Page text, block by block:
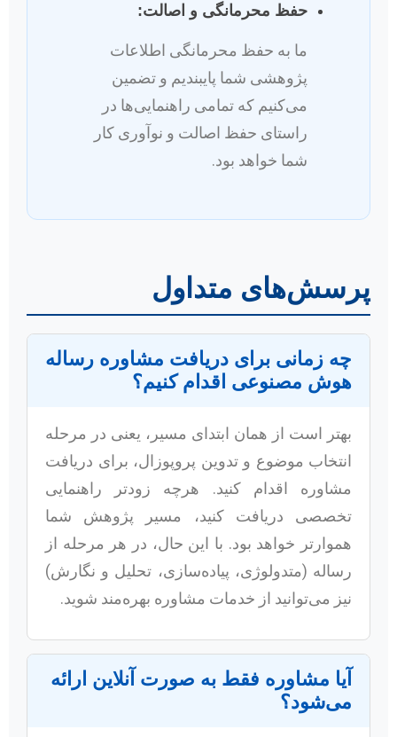
حفظ محرمانگی و اصالت:
ما به حفظ محرمانگی اطلاعات
پژوهشی شما پایبندیم و تضمین
می‌کنیم که تمامی راهنمایی‌ها در
راستای حفظ اصالت و نوآوری کار
شما خواهد بود.
پرسش‌های متداول
چه زمانی برای دریافت مشاوره رساله
هوش مصنوعی اقدام کنیم؟
بهتر است از همان ابتدای مسیر، یعنی در مرحله
انتخاب موضوع و تدوین پروپوزال، برای دریافت
مشاوره اقدام کنید. هرچه زودتر راهنمایی
تخصصی دریافت کنید، مسیر پژوهش شما
هموارتر خواهد بود. با این حال، در هر مرحله از
رساله (متدولوژی، پیاده‌سازی، تحلیل و نگارش)
نیز می‌توانید از خدمات مشاوره بهره‌مند شوید.
آیا مشاوره فقط به صورت آنلاین ارائه
می‌شود؟